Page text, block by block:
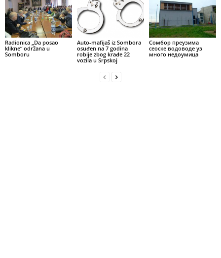
Radionica „Da posao
klikne“ održana u
Somboru
Auto-mafijaš iz Sombora
osuđen na 7 godina
robije zbog krađe 22
vozila u Srpskoj
Сомбор преузима
сеоске водоводе уз
много недоумица